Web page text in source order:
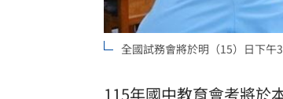
全國試務會將於明（15）日下午
115年國中教育會考將於